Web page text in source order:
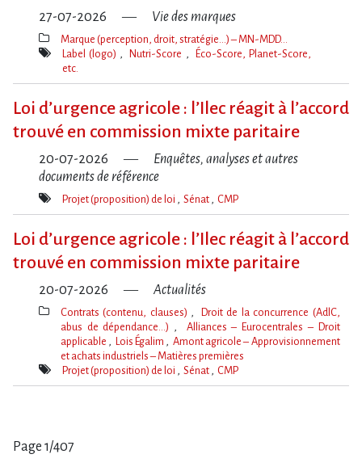
27-07-2026 Vie des marques
Thèmes(s)
Marque (perception, droit, stratégie…) – MN-MDD…
Mot(s)-
Label (logo) Nutri-Score
Éco-Score, Planet-Score,
etc.
Loi d​‌’urgence agricole : l​‌’Ilec réagit à l​‌’accord
trouvé en commission mixte paritaire
20-07-2026
Enquêtes, analyses et autres
documents de référence
Mot(s)-
Projet (proposition) de loi Sénat CMP
Loi d​‌’urgence agricole : l​‌’Ilec réagit à l​‌’accord
trouvé en commission mixte paritaire
20-07-2026 Actualités
Thèmes(s)
Contrats (contenu, clauses)
Droit de la concurrence (AdlC,
abus de dépendance…)
Alliances – Eurocentrales – Droit
applicable
Lois Égalim
Amont agricole – Approvisionnement
et achats industriels – Matières premières
Mot(s)-
Projet (proposition) de loi Sénat CMP
Page 1/407